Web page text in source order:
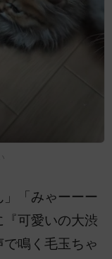
「みゃーーー
可愛いの大渋
鳴く毛玉ちゃ